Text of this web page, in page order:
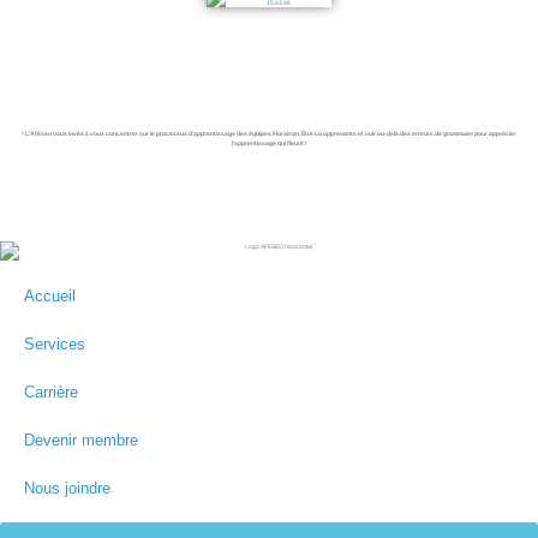
* L’Aféseo vous invite à vous concentrer sur le processus d’apprentissage des équipes Floraison. Être co apprenants et voir au-delà des erreurs de grammaire pour apprécier
l’apprentissage qui fleurit !
Accueil
Services
Carrière
Devenir membre
Nous joindre